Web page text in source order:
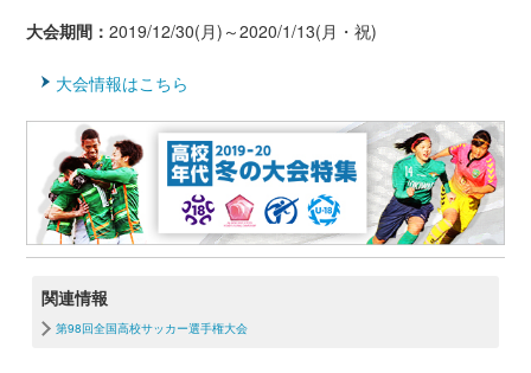
大会期間：2019/12/30(月)～2020/1/13(月・祝)
大会情報はこちら
関連情報
第98回全国高校サッカー選手権大会